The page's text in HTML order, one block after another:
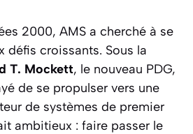
2000, AMS a cherché à se
défis croissants. Sous la
T. Mockett, le nouveau PDG,
de se propulser vers une
de systèmes de premier
ambitieux : faire passer le